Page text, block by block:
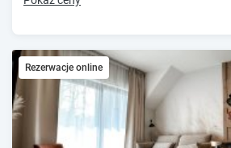
Rezerwacje online